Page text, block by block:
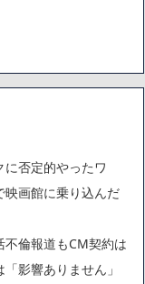
に否定的やったワ
映画館に乗り込んだ
倫報道もCM契約は
影響ありません」